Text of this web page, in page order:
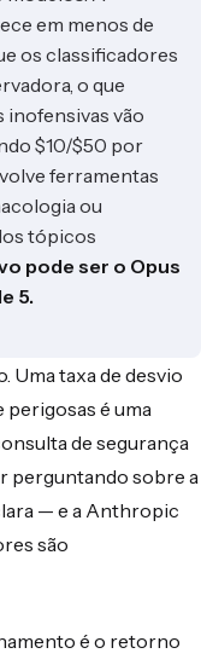
em menos de
os classificadores
o que
inofensivas vão
$10/$50 por
ferramentas
ou
tópicos
pode ser o Opus
5.
Uma taxa de desvio
é uma
de segurança
perguntando sobre a
— e a Anthropic
são
é o retorno